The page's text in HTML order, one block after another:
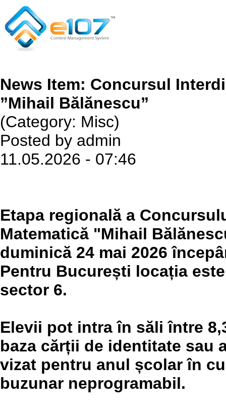
News Item: Concursul
”Mihail Bălănescu”
(Category: Misc)
Posted by admin
11.05.2026 - 07:46
Etapa regională a
Matematică "Mihail
duminică 24 mai 2026
Pentru București locația
sector 6.
Elevii pot intra în săli între
baza cărții de identitate sau
vizat pentru anul școlar în
buzunar neprogramabil.